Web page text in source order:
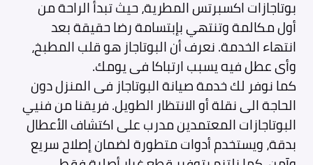
بوتاجازات اكسبرتس المطرية، حيث تبدأ الراحة من
أول مكالمة وتنتهي بإبتسامة رضا حقيقة بعد
انتهاء الخدمة. نعرف أن البوتاجاز هو قلب المطبخ،
وأى عطل فيه يسبب ارتباكا فى يومك.
كما نوفر لك خدمة صيانة البوتاجاز فى المنزل دون
الحاجة الى نقلة أو الانتظار الطويل. فريقنا من فنيي
البوتاجازات المعتمدين مدرب على اكتشاف الأعطال
بدقة، ويستخدم أدوات متطورة لضمان إصلاح سريع